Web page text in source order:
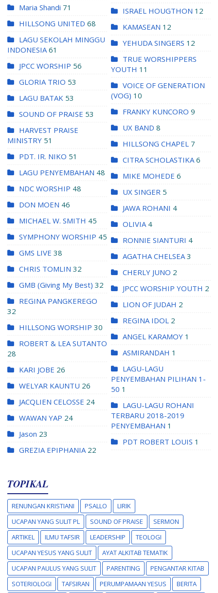
Maria Shandi 71
HILLSONG UNITED 68
LAGU SEKOLAH MINGGU
INDONESIA 61
JPCC WORSHIP 56
GLORIA TRIO 53
LAGU BATAK 53
SOUND OF PRAISE 53
HARVEST PRAISE
MINISTRY 51
PDT. IR. NIKO 51
LAGU PENYEMBAHAN 48
NDC WORSHIP 48
DON MOEN 46
MICHAEL W. SMITH 45
SYMPHONY WORSHIP 45
GMS LIVE 38
CHRIS TOMLIN 32
GMB (Giving My Best) 32
REGINA PANGKEREGO
32
HILLSONG WORSHIP 30
ROBERT & LEA SUTANTO
28
KARI JOBE 26
WELYAR KAUNTU 26
JACQLIEN CELOSSE 24
WAWAN YAP 24
Jason 23
GREZIA EPIPHANIA 22
ISRAEL HOUGTHON 12
KAMASEAN 12
YEHUDA SINGERS 12
TRUE WORSHIPPERS
YOUTH 11
VOICE OF GENERATION
(VOG) 10
FRANKY KUNCORO 9
UX BAND 8
HILLSONG CHAPEL 7
CITRA SCHOLASTIKA 6
MIKE MOHEDE 6
UX SINGER 5
JAWA ROHANI 4
OLIVIA 4
RONNIE SIANTURI 4
AGATHA CHELSEA 3
CHERLY JUNO 2
JPCC WORSHIP YOUTH 2
LION OF JUDAH 2
REGINA IDOL 2
ANGEL KARAMOY 1
ASMIRANDAH 1
LAGU-LAGU
PENYEMBAHAN PILIHAN 1-
50 1
LAGU-LAGU ROHANI
TERBARU 2018-2019
PENYEMBAHAN 1
PDT ROBERT LOUIS 1
TOPIKAL
RENUNGAN KRISTIANI PSALLO
LIRIK
UCAPAN YANG SULIT PL
SOUND OF PRAISE
SERMON
ARTIKEL
ILMU TAFSIR LEADERSHIP
TEOLOGI
UCAPAN YESUS YANG SULIT
AYAT ALKITAB TEMATIK
UCAPAN PAULUS YANG SULIT
PARENTING
PENGANTAR KITAB
SOTERIOLOGI
TAFSIRAN PERUMPAMAAN YESUS
BERITA